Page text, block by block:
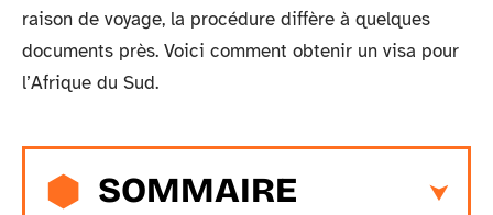
raison de voyage, la procédure diffère à quelques
documents près. Voici comment obtenir un visa pour
l’Afrique du Sud.
SOMMAIRE